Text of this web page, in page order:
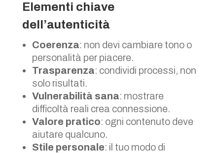
Elementi chiave
dell’autenticità
Coerenza: non devi cambiare tono o
personalità per piacere.
Trasparenza: condividi processi, non
solo risultati.
Vulnerabilità sana: mostrare
difficoltà reali crea connessione.
Valore pratico: ogni contenuto deve
aiutare qualcuno.
Stile personale: il tuo modo di